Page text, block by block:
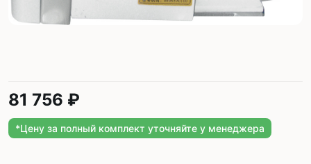
81 756 ₽
*Цену за полный комплект уточняйте у менеджера